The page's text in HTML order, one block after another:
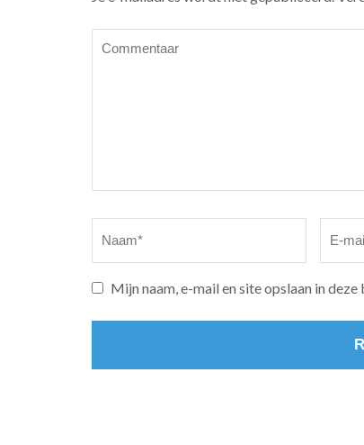
mail*
Mijn naam, e-mail en site opslaan in